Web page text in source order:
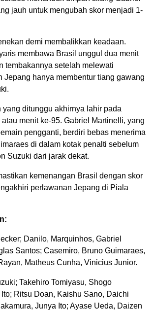
jauh untuk mengubah skor menjadi 1-
demi membalikkan keadaan.
membawa Brasil unggul dua menit
tembakannya setelah melewati
Jepang hanya membentur tiang gawang
yang ditunggu akhirnya lahir pada
atau menit ke-95. Gabriel Martinelli, yang
pengganti, berdiri bebas menerima
di dalam kotak penalti sebelum
Suzuki dari jarak dekat.
kemenangan Brasil dengan skor
perlawanan Jepang di Piala
Danilo, Marquinhos, Gabriel
Santos; Casemiro, Bruno Guimaraes,
Matheus Cunha, Vinicius Junior.
Takehiro Tomiyasu, Shogo
Ritsu Doan, Kaishu Sano, Daichi
Junya Ito; Ayase Ueda, Daizen